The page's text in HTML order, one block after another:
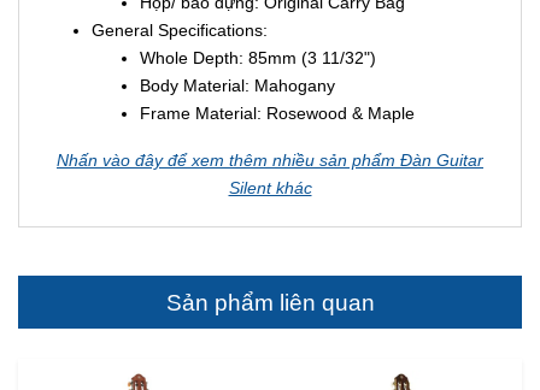
General Specifications:
Whole Depth: 85mm (3 11/32")
Body Material: Mahogany
Frame Material: Rosewood & Maple
Nhấn vào đây để xem thêm nhiều sản phẩm Đàn Guitar
Silent khác
Sản phẩm liên quan